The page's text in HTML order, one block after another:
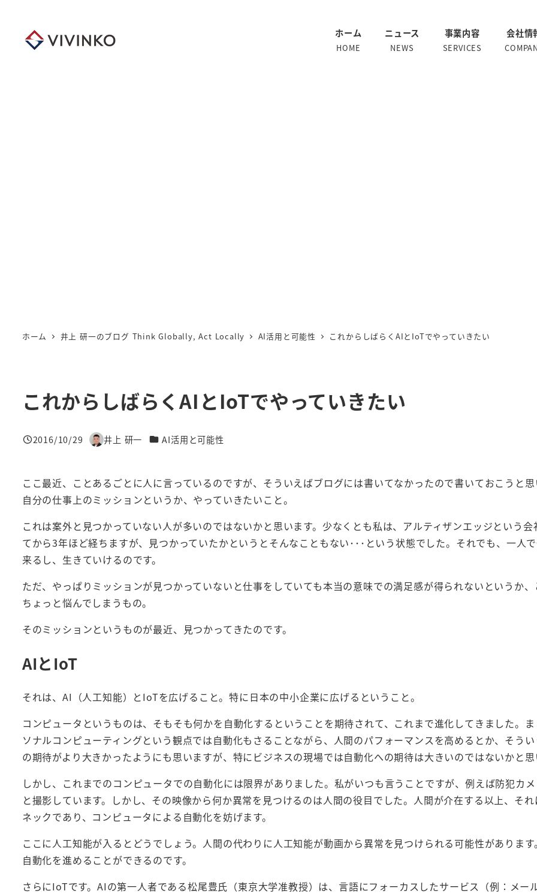
ホーム
HOME
ニュース
NEWS
事業内容
SERVICES
会社情
ホーム 井上 研一のブログ Think Globally, Act Locally AI活用と可能性 これからしばらくAIとIoTでやっていきたい
これからしばらくAIとIoTでやっていきたい
投稿日
2016/10/29
著
井上 研一 カテゴリー
AI活用と可能性
ここ最近、ことあるごとに人に言っているのですが、そういえばブログには書いてなかったので書いておこうと
自分の仕事上のミッションというか、やっていきたいこと。
これは案外と見つかっていない人が多いのではないかと思います。少なくとも私は、アルティザンエッジという会
てから3年ほど経ちますが、見つかっていたかというとそんなこともない･･･という状態でした。それでも、一人
来るし、生きていけるのです。
ただ、やっぱりミッションが見つかっていないと仕事をしていても本当の意味での満足感が得られないというか
ちょっと悩んでしまうもの。
そのミッションというものが最近、見つかってきたのです。
AIとIoT
それは、AI（人工知能）とIoTを広げること。特に日本の中小企業に広げるということ。
コンピュータというものは、そもそも何かを自動化するということを期待されて、これまで進化してきました。
ソナルコンピューティングという観点では自動化もさることながら、人間のパフォーマンスを高めるとか、そう
の期待がより大きかったようにも思いますが、特にビジネスの現場では自動化への期待は大きいのではないかと
しかし、これまでのコンピュータでの自動化には限界がありました。私がいつも言うことですが、例えば防犯カ
と撮影しています。しかし、その映像から何か異常を見つけるのは人間の役目でした。人間が介在する以上、そ
ネックであり、コンピュータによる自動化を妨げます。
ここに人工知能が入るとどうでしょう。人間の代わりに人工知能が動画から異常を見つけられる可能性がありま
自動化を進めることができるのです。
さらにIoTです。AIの第一人者である松尾豊氏（東京大学准教授）は、言語にフォーカスしたサービス（例：メー